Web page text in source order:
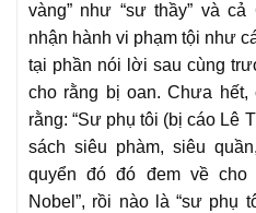
vàng” như “sư thầy” và
nhận hành vi phạm tội như
tại phần nói lời sau cùng
cho rằng bị oan. Chưa
rằng: “Sư phụ tôi (bị cáo Lê
sách siêu phàm, siêu
quyển đó đó đem về cho
Nobel”, rồi nào là “sư phụ